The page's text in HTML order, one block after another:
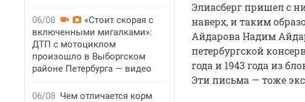
06/08
«Стоит скорая с
включенными мигалками»:
ДТП с мотоциклом
произошло в Выборгском
районе Петербурга — видео
06/08 Чем отличается корм
Элиасберг пришел с
наверх, и таким
Айдарова Надим
петербургской
года и 1943 года из
Эти письма — тоже